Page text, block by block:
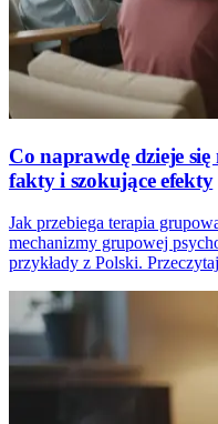
Co naprawdę dzieje
fakty i szokujące efekty
Jak przebiega terapia
mechanizmy grupowej
przykłady z Polski.